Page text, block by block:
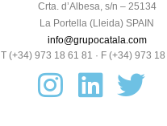
Crta. d’Albesa, s/n – 25134
La Portella (Lleida) SPAIN
info@grupocatala.com
T (+34) 973 18 61 81 · F (+34) 973